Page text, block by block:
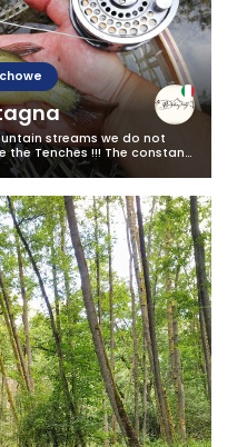
streams we do not
the Tenches !!! The constant
leads me to go there,